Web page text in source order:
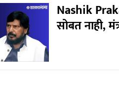
Nashik
सोबत नाही,